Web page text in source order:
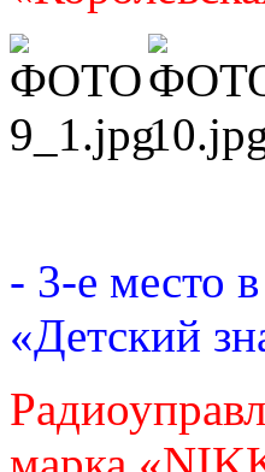
- 3-е место
«Детский